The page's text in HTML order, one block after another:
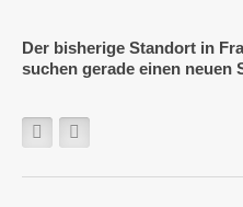
Der bisherige Standort in
suchen gerade einen neuen